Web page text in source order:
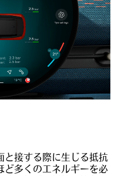
と接する際に生じる抵抗
ど多くのエネルギーを必